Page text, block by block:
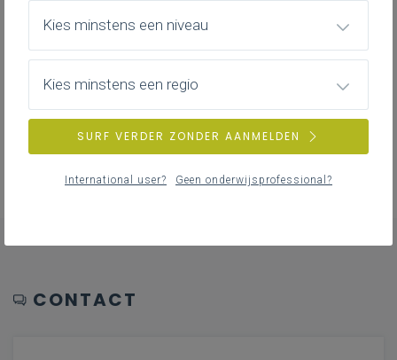
Professionalisering
Overzicht van nascholingen, vormingen,
netwerken …
CONTACT
Kies minstens een niveau
Kies minstens een regio
SURF VERDER ZONDER AANMELDEN
International user? Geen onderwijsprofessional?